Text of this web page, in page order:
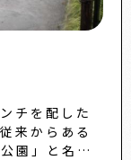
チを配した
来からある
園」と名づ